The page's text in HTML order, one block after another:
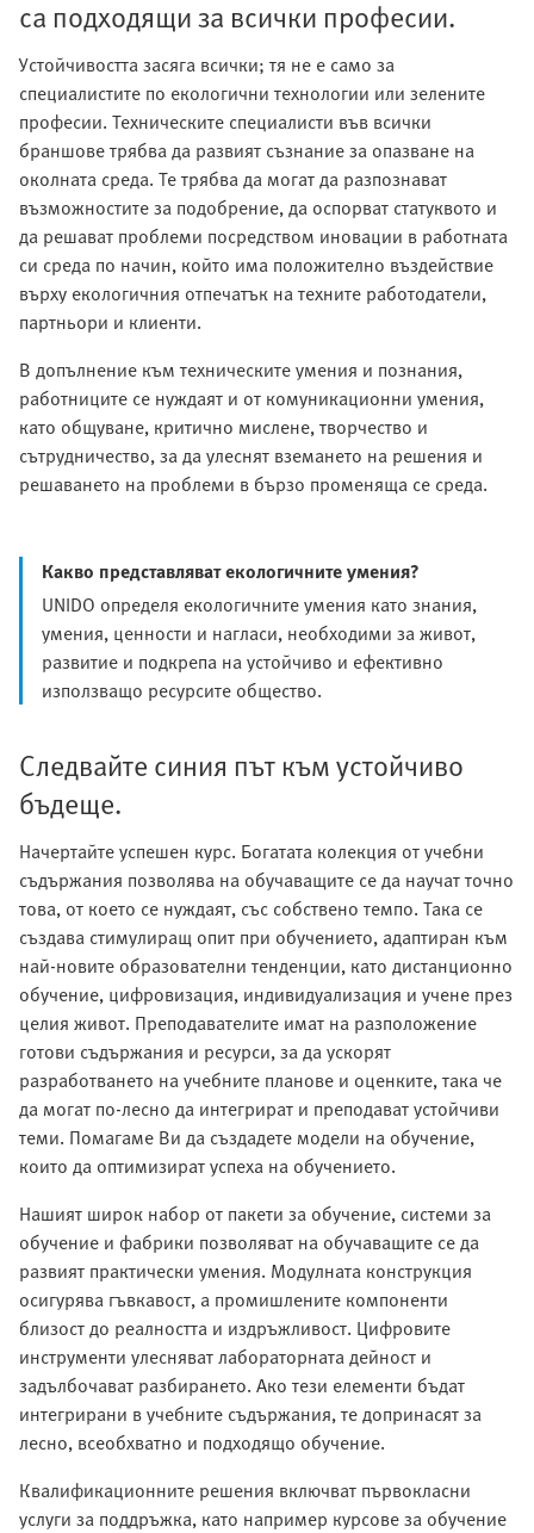
са подходящи за всички професии.
Устойчивостта засяга всички; тя не е само за
специалистите по екологични технологии или зелените
професии. Техническите специалисти във всички
браншове трябва да развият съзнание за опазване на
околната среда. Те трябва да могат да разпознават
възможностите за подобрение, да оспорват статуквото и
да решават проблеми посредством иновации в работната
си среда по начин, който има положително въздействие
върху екологичния отпечатък на техните работодатели,
партньори и клиенти.
В допълнение към техническите умения и познания,
работниците се нуждаят и от комуникационни умения,
като общуване, критично мислене, творчество и
сътрудничество, за да улеснят вземането на решения и
решаването на проблеми в бързо променяща се среда.
Какво представляват екологичните умения?
UNIDO определя екологичните умения като знания,
умения, ценности и нагласи, необходими за живот,
развитие и подкрепа на устойчиво и ефективно
използващо ресурсите общество.
Следвайте синия път към устойчиво
бъдеще.
Начертайте успешен курс. Богатата колекция от учебни
съдържания позволява на обучаващите се да научат точно
това, от което се нуждаят, със собствено темпо. Така се
създава стимулиращ опит при обучението, адаптиран към
най-новите образователни тенденции, като дистанционно
обучение, цифровизация, индивидуализация и учене през
целия живот. Преподавателите имат на разположение
готови съдържания и ресурси, за да ускорят
разработването на учебните планове и оценките, така че
да могат по-лесно да интегрират и преподават устойчиви
теми. Помагаме Ви да създадете модели на обучение,
които да оптимизират успеха на обучението.
Нашият широк набор от пакети за обучение, системи за
обучение и фабрики позволяват на обучаващите се да
развият практически умения. Модулната конструкция
осигурява гъвкавост, а промишлените компоненти
близост до реалността и издръжливост. Цифровите
инструменти улесняват лабораторната дейност и
задълбочават разбирането. Ако тези елементи бъдат
интегрирани в учебните съдържания, те допринасят за
лесно, всеобхватно и подходящо обучение.
Квалификационните решения включват първокласни
услуги за поддръжка, като например курсове за обучение